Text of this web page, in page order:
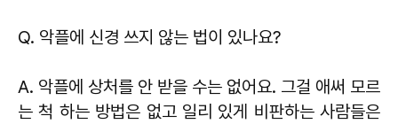
Q. 악플에 신경 쓰지 않는 법이 있나요?
A. 악플에 상처를 안 받을 수는 없어요. 그걸 애써 모르
는 척 하는 방법은 없고 일리 있게 비판하는 사람들은